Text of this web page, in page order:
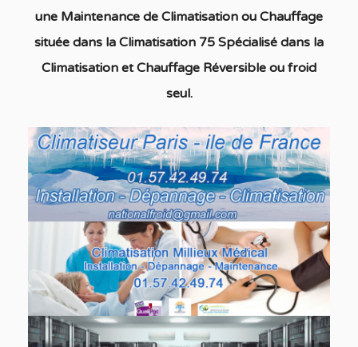
une Maintenance de Climatisation ou Chauffage
située dans la Climatisation 75 Spécialisé dans la
Climatisation et Chauffage Réversible ou froid
seul.